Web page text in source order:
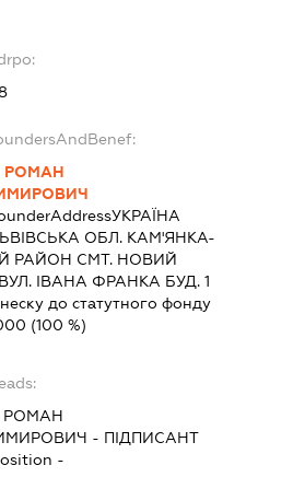
РОМАН
УКРАЇНА
ОБЛ. КАМ'ЯНКА-
РАЙОН СМТ. НОВИЙ
ІВАНА ФРАНКА БУД. 1
до статутного фонду
(100 %)
РОМАН
- ПІДПИСАНТ
-